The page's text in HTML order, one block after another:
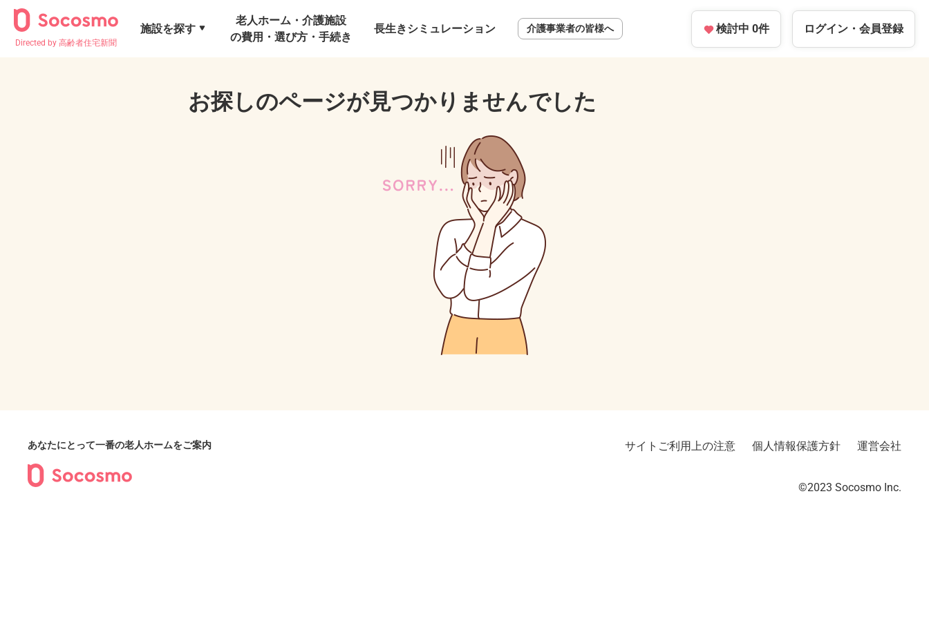
Directed by 高齢者住宅新聞
施設を探す
老人ホーム・介護施設
の費用・選び方・手続き
長生きシミュレーション 介護事業者の皆様へ 検討中 0件 ログイン・ 会員登録
お探しのページが見つかりませんでした
あなたにとって一番の老人ホームをご案内 サイトご利用上の注意 個人情報保護方針 運営会社
©2023︎ Socosmo Inc.